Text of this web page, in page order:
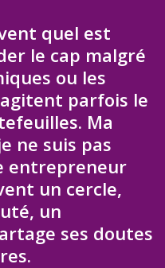
quel est
le cap malgré
ou les
parfois le
Ma
ne suis pas
entrepreneur
un cercle,
un
ses doutes